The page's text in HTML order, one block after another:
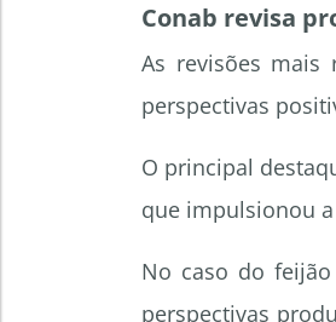
Conab revisa
As revisões mais
perspectivas
O principal
que impulsionou
No caso do
perspectivas